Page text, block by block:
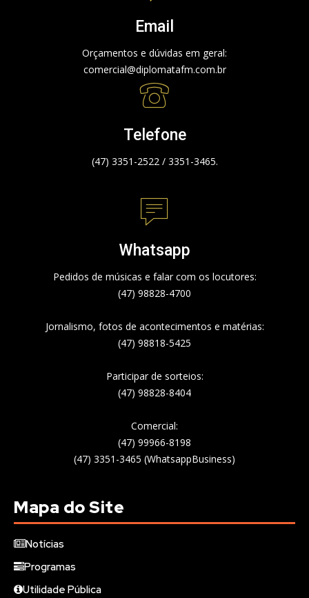
Email
Orçamentos e dúvidas em geral:
comercial@diplomatafm.com.br
Telefone
(47) 3351-2522 / 3351-3465.
Whatsapp
Pedidos de músicas e falar com os locutores:
(47) 98828-4700
Jornalismo, fotos de acontecimentos e matérias:
(47) 98818-5425
Participar de sorteios:
(47) 98828-8404
Comercial:
(47) 99966-8198
(47) 3351-3465 (WhatsappBusiness)
Mapa do Site
Notícias
Programas
Utilidade Pública